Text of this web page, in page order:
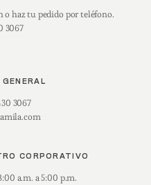
o haz tu pedido por teléfono.
3067
3067
CORPORATIVO
a.m. a 5:00 p.m.